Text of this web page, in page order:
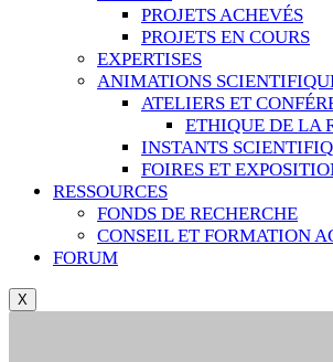
PROJETS ACHEVÉS
PROJETS EN COURS
EXPERTISES
ANIMATIONS
ATELIERS ET
ETHIQUE DE LA
INSTANTS
FOIRES ET
RESSOURCES
FONDS DE RECHERCHE
CONSEIL ET FORMATION
FORUM
X